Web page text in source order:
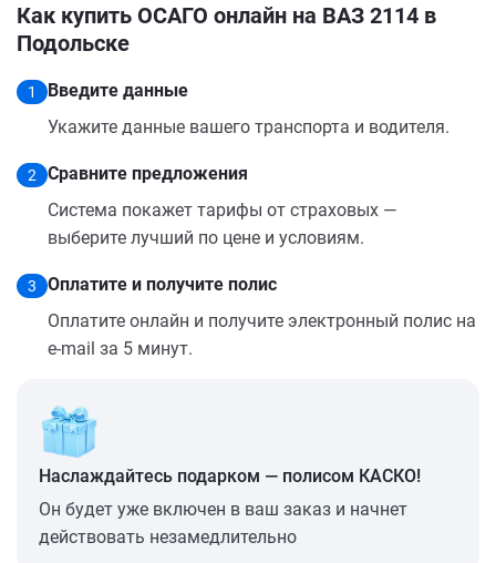
Как купить ОСАГО онлайн на ВАЗ 2114 в
Подольске
1
Введите данные
Укажите данные вашего транспорта и водителя.
2
Сравните предложения
Система покажет тарифы от страховых —
выберите лучший по цене и условиям.
3
Оплатите и получите полис
Оплатите онлайн и получите электронный полис на
e-mail за 5 минут.
Наслаждайтесь подарком — полисом КАСКО!
Он будет уже включен в ваш заказ и начнет
действовать незамедлительно